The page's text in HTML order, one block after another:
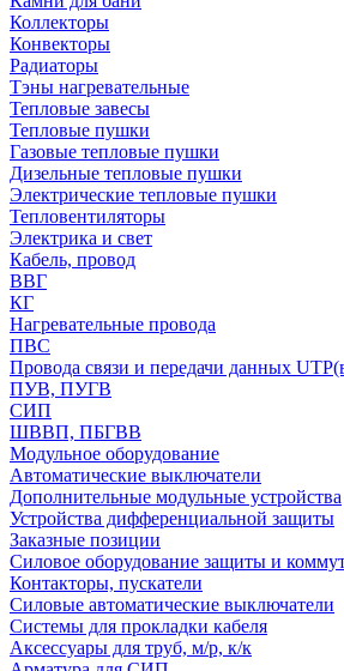
Коллекторы
Конвекторы
Радиаторы
Тэны нагревательные
Тепловые завесы
Тепловые пушки
Газовые тепловые пушки
Дизельные тепловые пушки
Электрические тепловые пушки
Тепловентиляторы
Электрика и свет
Кабель, провод
ВВГ
КГ
Нагревательные провода
ПВС
Провода связи и передачи данных
ПУВ, ПУГВ
СИП
ШВВП, ПБГВВ
Модульное оборудование
Автоматические выключатели
Дополнительные модульные устройства
Устройства дифференциальной защиты
Заказные позиции
Силовое оборудование защиты и
Контакторы, пускатели
Силовые автоматические выключатели
Системы для прокладки кабеля
Аксессуары для труб, м/р, к/к